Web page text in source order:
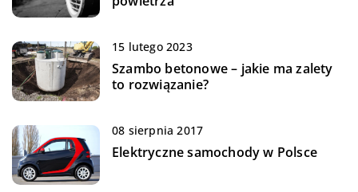
15 lutego 2023
Szambo betonowe – jakie ma zalety
to rozwiązanie?
08 sierpnia 2017
Elektryczne samochody w Polsce